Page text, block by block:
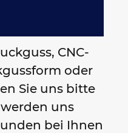
CNC-
oder
Sie uns bitte
uns
bei Ihnen